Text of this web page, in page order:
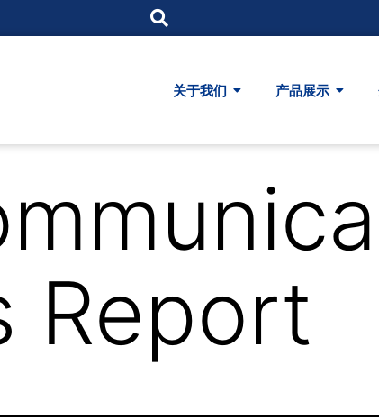
关于我们 产品展示
Report